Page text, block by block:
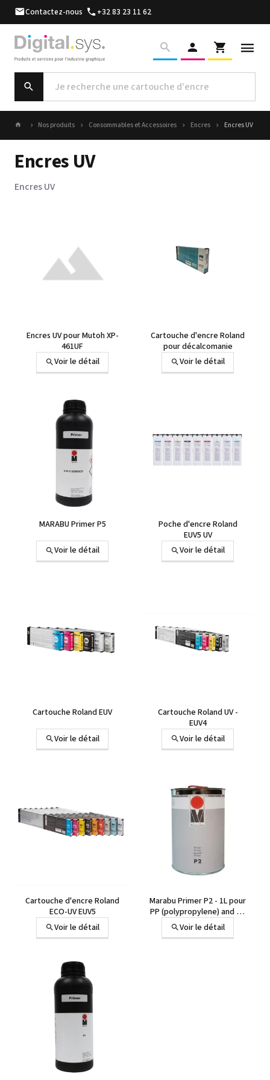
Contactez-nous +32 83 23 11 62
Nos produits Consommables et Accessoires Encres Encres UV
Encres UV
Encres UV
Encres UV pour Mutoh XP-
461UF
Voir le détail
Cartouche d'encre Roland
pour décalcomanie
Voir le détail
MARABU Primer P5
Voir le détail
Poche d'encre Roland
EUV5 UV
Voir le détail
Cartouche Roland EUV
Voir le détail
Cartouche Roland UV -
EUV4
Voir le détail
Cartouche d'encre Roland
ECO-UV EUV5
Voir le détail
Marabu Primer P2 - 1L pour
PP (polypropylene) and PE
(polyethylene)
Voir le détail